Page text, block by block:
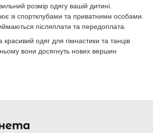
розмір одягу вашій дитині.
зі спортклубами та приватними особами.
післяплати та передоплата.
красивий одяг для гімнастики та танців
вони досягнуть нових вершин